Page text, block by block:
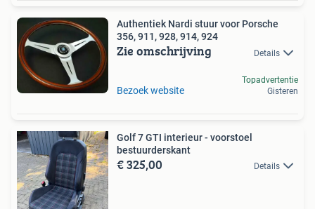
Authentiek Nardi stuur voor Porsche
356, 911, 928, 914, 924
Zie omschrijving Details
Bezoek website
Topadvertentie
Gisteren
Golf 7 GTI interieur - voorstoel
bestuurderskant
€ 325,00 Details